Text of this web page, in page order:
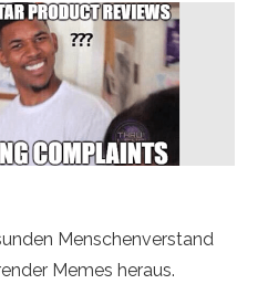
Menschenverstand
Memes heraus.